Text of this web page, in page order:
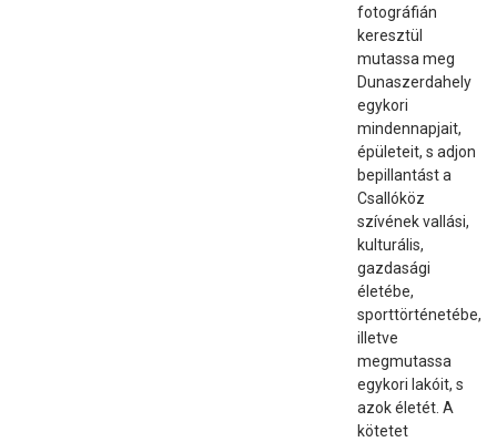
fotográfián
keresztül
mutassa meg
Dunaszerdahely
egykori
mindennapjait,
épületeit, s adjon
bepillantást a
Csallóköz
szívének vallási,
kulturális,
gazdasági
életébe,
sporttörténetébe,
illetve
megmutassa
egykori lakóit, s
azok életét. A
kötetet